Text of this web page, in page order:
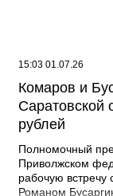
15:03 01.07.26
Комаров и
Саратовской
рублей
Полномочный
Приволжском
рабочую встречу
Романом